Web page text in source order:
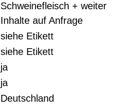
Schweinefleisch + weiter
Inhalte auf Anfrage
siehe Etikett
siehe Etikett
ja
ja
Deutschland